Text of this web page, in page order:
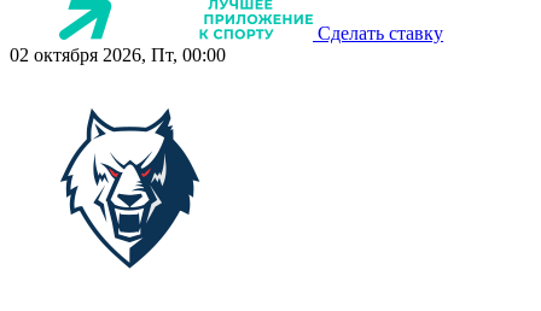
Сделать ставку
02 октября 2026, Пт, 00:00